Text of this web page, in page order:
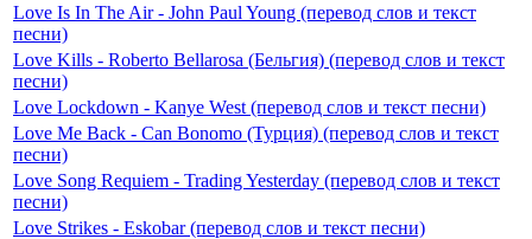
Love Is In The Air - John Paul Young (перевод слов и текст
песни)
Love Kills - Roberto Bellarosa (Бельгия) (перевод слов и текст
песни)
Love Lockdown - Kanye West (перевод слов и текст песни)
Love Me Back - Can Bonomo (Турция) (перевод слов и текст
песни)
Love Song Requiem - Trading Yesterday (перевод слов и текст
песни)
Love Strikes - Eskobar (перевод слов и текст песни)